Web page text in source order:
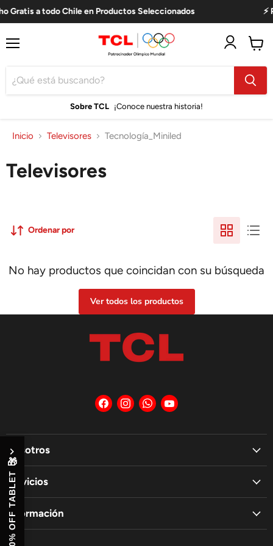
Gratis a todo Chile en Productos Seleccionados
Sobre TCL ¡Conoce nuestra historia!
carro
Inicio Televisores Tecnología_Miniled
Televisores
Ordenar por
No hay productos que coincidan con su búsqueda
Ver todos los productos
Encuéntrenos
en
Encuéntrenos
en
Encuéntrenos
en
Encuéntrenos
en
Nosotros
Servicios
Información
🎁
10% OFF TABLET